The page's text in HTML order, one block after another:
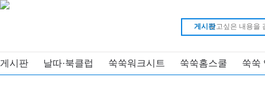
게시판
게시판 날따·북클럽 쑥쑥워크시트 쑥쑥홈스쿨 쑥쑥